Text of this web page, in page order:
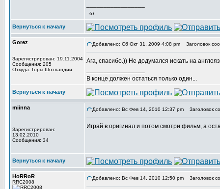
･ω･
Вернуться к началу
Gorez
Зарегистрирован: 19.11.2004
Сообщения: 205
Откуда: Горы Шотландии
Добавлено: Сб Окт 31, 2009 4:08 pm Заголовок
Ага, спасибо.)) Не додумался искать на
В конце должен остаться только один...
Вернуться к началу
miinna
Зарегистрирован:
13.02.2010
Сообщения: 34
Добавлено: Вс Фев 14, 2010 12:37 pm Заголовок
Играй в оригинал и потом смотри фильм, а
Вернуться к началу
HoRRoR
RRC2008
Добавлено: Вс Фев 14, 2010 12:50 pm Заголовок